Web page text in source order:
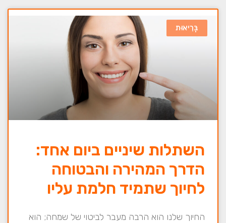
בְּרִיאוּת
השתלות שיניים ביום אחד:
הדרך המהירה והבטוחה
לחיוך שתמיד חלמת עליו
החיוך שלנו הוא הרבה מעבר לביטוי של שמחה; הוא